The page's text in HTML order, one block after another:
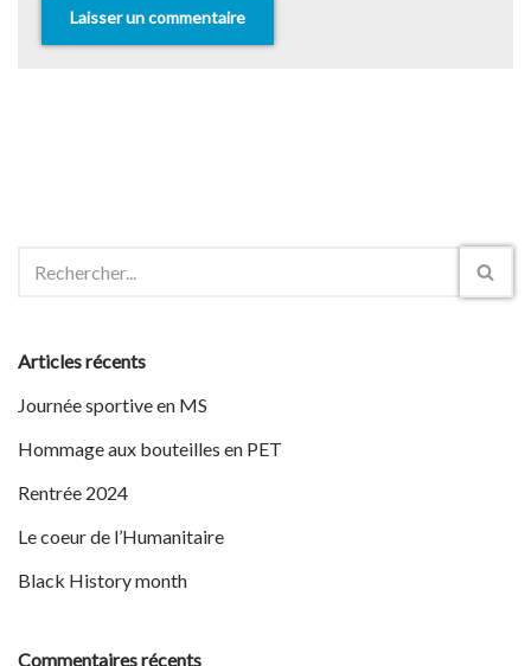
Articles récents
Journée sportive en MS
Hommage aux bouteilles en PET
Rentrée 2024
Le coeur de l’Humanitaire
Black History month
Commentaires récents